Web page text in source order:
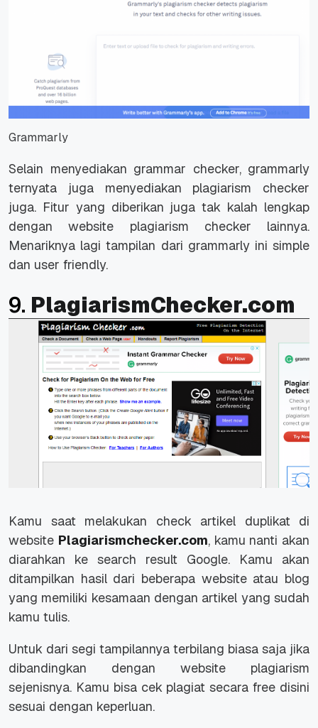
Grammarly
Selain menyediakan grammar checker, grammarly
ternyata juga menyediakan plagiarism checker
juga. Fitur yang diberikan juga tak kalah lengkap
dengan website plagiarism checker lainnya.
Menariknya lagi tampilan dari grammarly ini simple
dan user friendly.
9. PlagiarismChecker.com
Kamu saat melakukan check artikel duplikat di
website Plagiarismchecker.com, kamu nanti akan
diarahkan ke search result Google. Kamu akan
ditampilkan hasil dari beberapa website atau blog
yang memiliki kesamaan dengan artikel yang sudah
kamu tulis.
Untuk dari segi tampilannya terbilang biasa saja jika
dibandingkan dengan website plagiarism
sejenisnya. Kamu bisa cek plagiat secara free disini
sesuai dengan keperluan.